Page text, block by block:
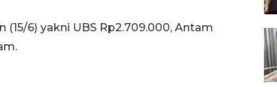
6) yakni UBS Rp2.709.000, Antam